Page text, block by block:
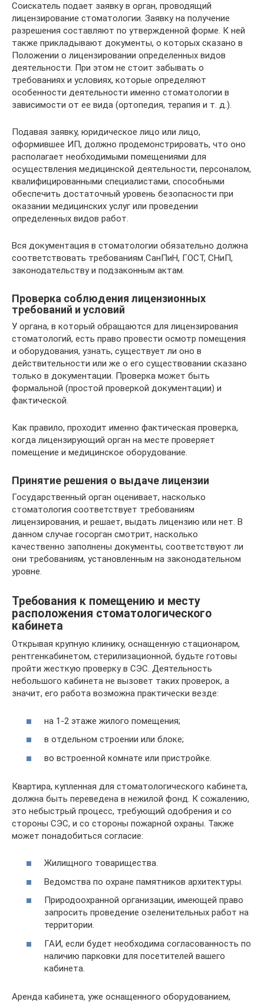
Соискатель подает заявку в орган, проводящий
лицензирование стоматологии. Заявку на получение
разрешения составляют по утвержденной форме. К ней
также прикладывают документы, о которых сказано в
Положении о лицензировании определенных видов
деятельности. При этом не стоит забывать о
требованиях и условиях, которые определяют
особенности деятельности именно стоматологии в
зависимости от ее вида (ортопедия, терапия и т. д.).
Подавая заявку, юридическое лицо или лицо,
оформившее ИП, должно продемонстрировать, что оно
располагает необходимыми помещениями для
осуществления медицинской деятельности, персоналом,
квалифицированными специалистами, способными
обеспечить достаточный уровень безопасности при
оказании медицинских услуг или проведении
определенных видов работ.
Вся документация в стоматологии обязательно должна
соответствовать требованиям СанПиН, ГОСТ, СНиП,
законодательству и подзаконным актам.
Проверка соблюдения лицензионных
требований и условий
У органа, в который обращаются для лицензирования
стоматологий, есть право провести осмотр помещения
и оборудования, узнать, существует ли оно в
действительности или же о его существовании сказано
только в документации. Проверка может быть
формальной (простой проверкой документации) и
фактической.
Как правило, проходит именно фактическая проверка,
когда лицензирующий орган на месте проверяет
помещение и медицинское оборудование.
Принятие решения о выдаче лицензии
Государственный орган оценивает, насколько
стоматология соответствует требованиям
лицензирования, и решает, выдать лицензию или нет. В
данном случае госорган смотрит, насколько
качественно заполнены документы, соответствуют ли
они требованиям, установленным на законодательном
уровне.
Требования к помещению и месту
расположения стоматологического
кабинета
Открывая крупную клинику, оснащенную стационаром,
рентгенкабинетом, стерилизационной, будьте готовы
пройти жесткую проверку в СЭС. Деятельность
небольшого кабинета не вызовет таких проверок, а
значит, его работа возможна практически везде:
на 1-2 этаже жилого помещения;
в отдельном строении или блоке;
во встроенной комнате или пристройке.
Квартира, купленная для стоматологического кабинета,
должна быть переведена в нежилой фонд. К сожалению,
это небыстрый процесс, требующий одобрения и со
стороны СЭС, и со стороны пожарной охраны. Также
может понадобиться согласие:
Жилищного товарищества.
Ведомства по охране памятников архитектуры.
Природоохранной организации, имеющей право
запросить проведение озеленительных работ на
территории.
ГАИ, если будет необходима согласованность по
наличию парковки для посетителей вашего
кабинета.
Аренда кабинета, уже оснащенного оборудованием,